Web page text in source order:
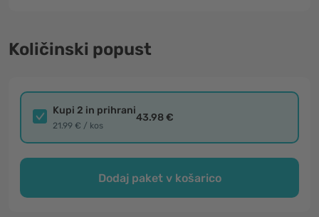
Količinski popust
Kupi 2 in prihrani
21.99 € / kos
43.98 €
Dodaj paket v košarico